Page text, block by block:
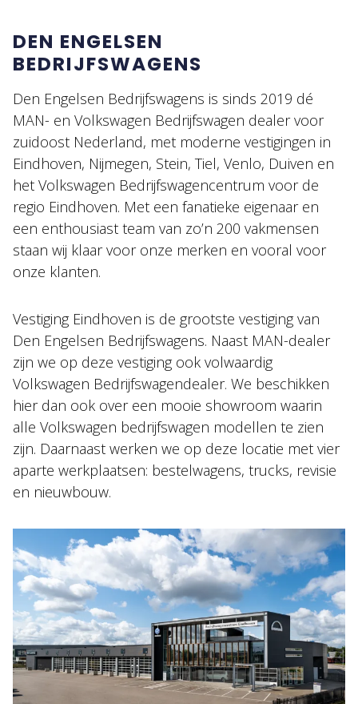
DEN ENGELSEN
BEDRIJFSWAGENS
Den Engelsen Bedrijfswagens is sinds 2019 dé
MAN- en Volkswagen Bedrijfswagen dealer voor
zuidoost Nederland, met moderne vestigingen in
Eindhoven, Nijmegen, Stein, Tiel, Venlo, Duiven en
het Volkswagen Bedrijfswagencentrum voor de
regio Eindhoven. Met een fanatieke eigenaar en
een enthousiast team van zo’n 200 vakmensen
staan wij klaar voor onze merken en vooral voor
onze klanten.
Vestiging Eindhoven is de grootste vestiging van
Den Engelsen Bedrijfswagens. Naast MAN-dealer
zijn we op deze vestiging ook volwaardig
Volkswagen Bedrijfswagendealer. We beschikken
hier dan ook over een mooie showroom waarin
alle Volkswagen bedrijfswagen modellen te zien
zijn. Daarnaast werken we op deze locatie met vier
aparte werkplaatsen: bestelwagens, trucks, revisie
en nieuwbouw.